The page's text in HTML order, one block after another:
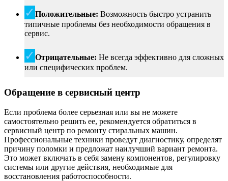
Положительные: Возможность быстро устранить
типичные проблемы без необходимости обращения в
сервис.
Отрицательные: Не всегда эффективно для сложных
или специфических проблем.
Обращение в сервисный центр
Если проблема более серьезная или вы не можете
самостоятельно решить ее, рекомендуется обратиться в
сервисный центр по ремонту стиральных машин.
Профессиональные техники проведут диагностику, определят
причину поломки и предложат наилучший вариант ремонта.
Это может включать в себя замену компонентов, регулировку
системы или другие действия, необходимые для
восстановления работоспособности.